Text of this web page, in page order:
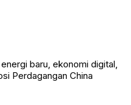
baru, ekonomi digital,
Perdagangan China